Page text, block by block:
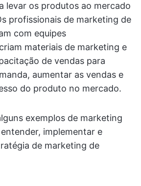
levar os produtos ao mercado
profissionais de marketing de
com equipes
materiais de marketing e
de vendas para
aumentar as vendas e
do produto no mercado.
exemplos de marketing
implementar e
de marketing de